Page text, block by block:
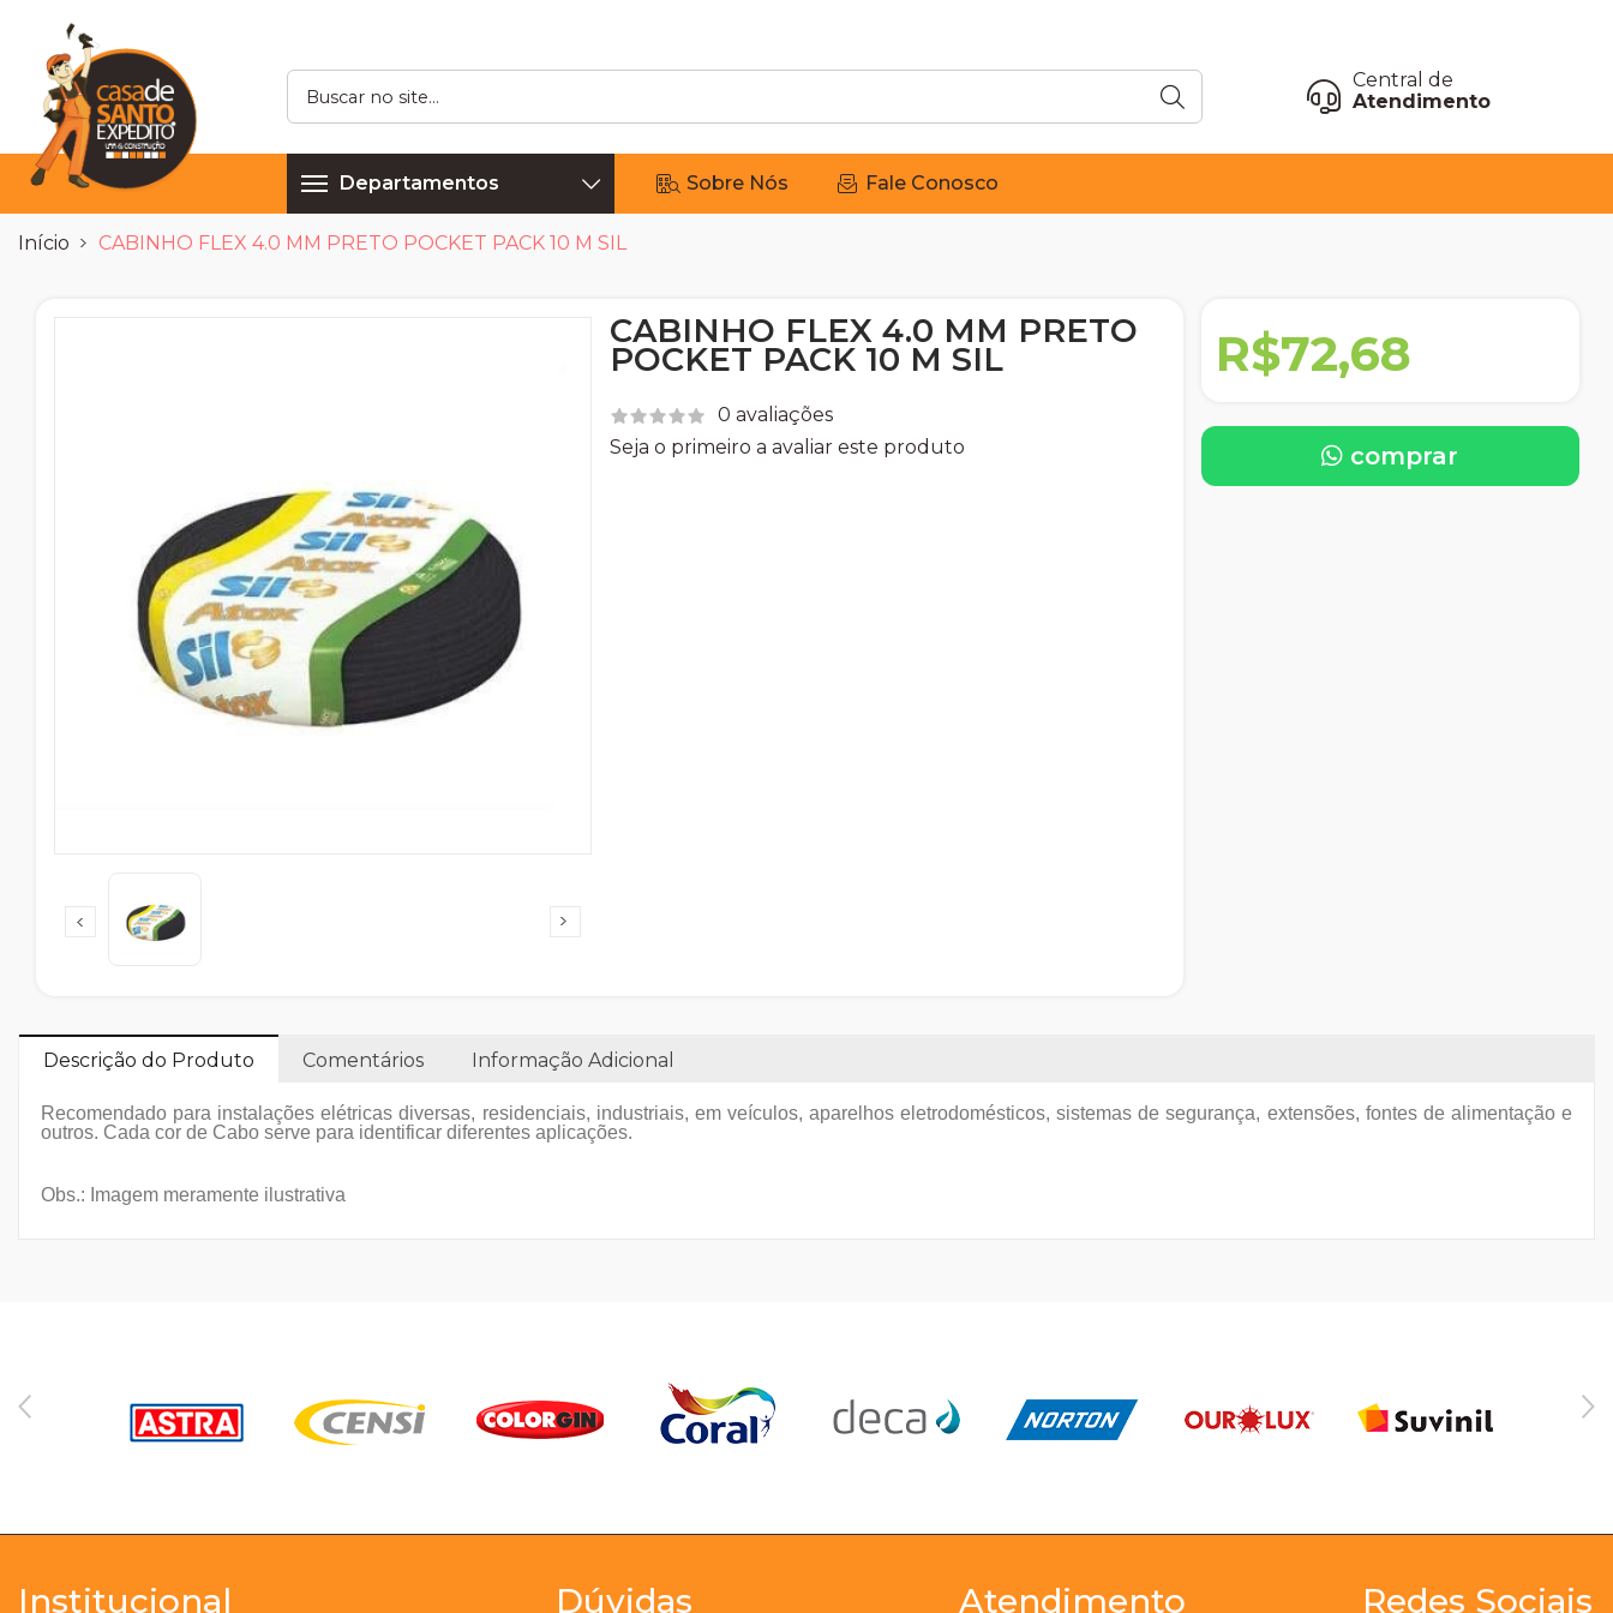
Central de
Atendimento
Departamentos Sobre Nós Fale Conosco
Início CABINHO FLEX 4.0 MM PRETO POCKET PACK 10 M SIL
CABINHO FLEX 4.0 MM PRETO
POCKET PACK 10 M SIL
0 avaliações
Seja o primeiro a avaliar este produto
R$72,68
comprar
Descrição do Produto Comentários Informação Adicional
Recomendado para instalações elétricas diversas, residenciais, industriais, em veículos, aparelhos eletrodomésticos, sistemas de segurança, extensões, fontes de alimentação e
outros. Cada cor de Cabo serve para identificar diferentes aplicações.
Obs.: Imagem meramente ilustrativa
Institucional Dúvidas Atendimento Redes Sociais